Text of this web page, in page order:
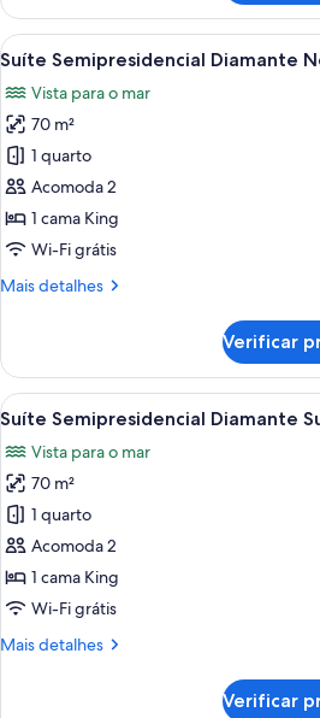
Plus
Private
Twin
Carrega
todas
as
fotos
de
Suíte
Semipresidencial
Diamante
7
Suíte Semipresidencial Diamante
Vista para o mar
70 m²
1 quarto
Acomoda 2
1 cama King
Wi-Fi grátis
Mais detalhes
Mais
Semipresidencial
Diamante
Norte
Verificar
Carrega
todas
as
fotos
de
Suíte
Semipresidencial
Diamante
7
Suíte Semipresidencial Diamante
Vista para o mar
70 m²
1 quarto
Acomoda 2
1 cama King
Wi-Fi grátis
Mais detalhes
Mais
Verificar